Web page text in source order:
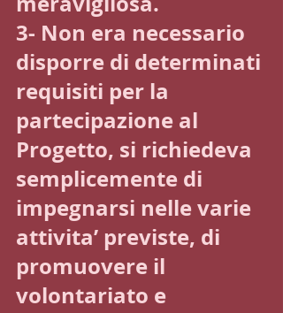
3- Non era necessario
disporre di determinati
requisiti per la
partecipazione al
Progetto, si richiedeva
semplicemente di
impegnarsi nelle varie
attivita’ previste, di
promuovere il
volontariato e